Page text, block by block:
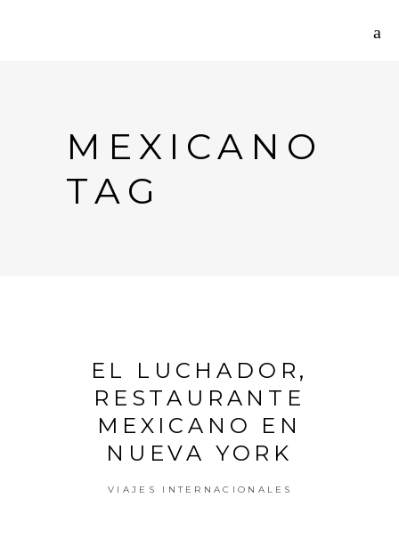
MEXICANO
TAG
EL LUCHADOR,
RESTAURANTE
MEXICANO EN
NUEVA YORK
VIAJES INTERNACIONALES